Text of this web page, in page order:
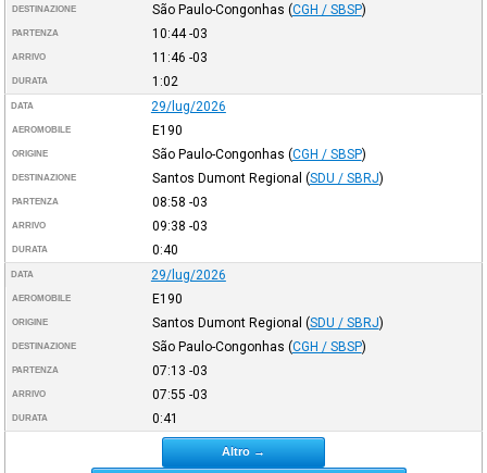
DESTINAZIONE São Paulo-Congonhas (CGH / SBSP)
PARTENZA 10:44-03
ARRIVO 11:46 -03
DURATA 1:02
DATA 29/lug/2026
AEROMOBILE E190
ORIGINE São Paulo-Congonhas (CGH / SBSP)
DESTINAZIONE Santos Dumont Regional (SDU / SBRJ)
PARTENZA 08:58 -03
ARRIVO 09:38 -03
DURATA 0:40
DATA 29/lug/2026
AEROMOBILE E190
ORIGINE Santos Dumont Regional (SDU / SBRJ)
DESTINAZIONE São Paulo-Congonhas (CGH / SBSP)
PARTENZA 07:13 -03
ARRIVO 07:55 -03
DURATA 0:41
Altro →